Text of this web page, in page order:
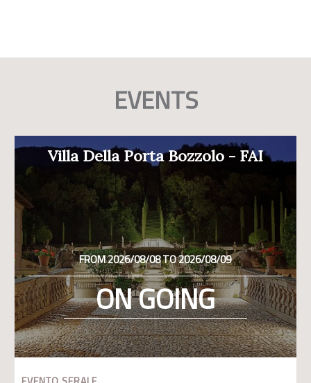
EVENTS
Villa Della Porta Bozzolo - FAI
FROM 2026/08/08 TO 2026/08/09
ON GOING